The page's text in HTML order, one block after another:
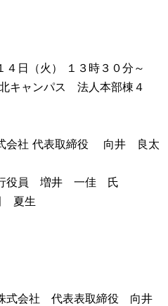
日（火） １３時３０分～
キャンパス 法人本部棟４
会社 代表取締役 向井 良太
役員 増井 一佳 氏
夏生
会社 代表表取締役 向井